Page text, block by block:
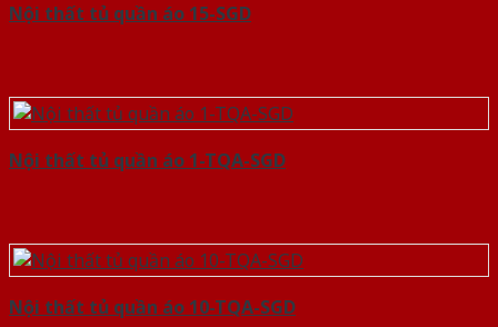
Nội thất tủ quần áo 15-SGD
Nội thất tủ quần áo 1-TQA-SGD
Nội thất tủ quần áo 10-TQA-SGD